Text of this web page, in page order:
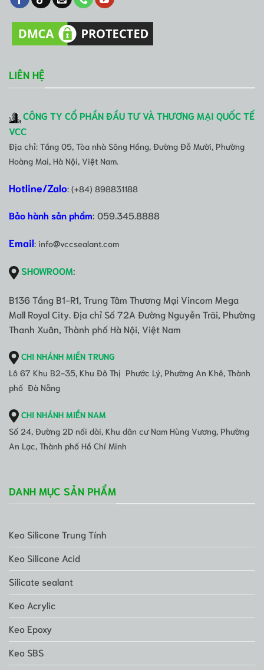
LIÊN HỆ
CÔNG TY CỔ PHẦN ĐẦU TƯ VÀ THƯƠNG MẠI QUỐC TẾ
VCC
Địa chỉ: Tầng 05, Tòa nhà Sông Hồng, Đường Đỗ Mười, Phường
Hoàng Mai, Hà Nội, Việt Nam.
Hotline/Zalo: (+84) 898831188
Bảo hành sản phẩm: 059.345.8888
Email: info@vccsealant.com
SHOWROOM:
B136 Tầng B1-R1, Trung Tâm Thương Mại Vincom Mega
Mall Royal City. Địa chỉ Số 72A Đường Nguyễn Trãi, Phường
Thanh Xuân, Thành phố Hà Nội, Việt Nam
CHI NHÁNH MIỀN TRUNG
Lô 67 Khu B2-35, Khu Đô Thị Phước Lý, Phường An Khê, Thành
phố Đà Nẵng
CHI NHÁNH MIỀN NAM
Số 24, Đường 2D nối dài, Khu dân cư Nam Hùng Vương, Phường
An Lạc, Thành phố Hồ Chí Minh
DANH MỤC SẢN PHẨM
Keo Silicone Trung Tính
Keo Silicone Acid
Silicate sealant
Keo Acrylic
Keo Epoxy
Keo SBS